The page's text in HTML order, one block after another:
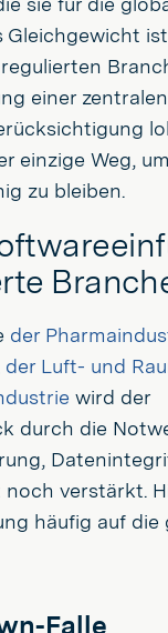
Gleichgewicht
einer
einzige Weg,
zu bleiben.
der
der Luft- und
wird der
durch die
verstärkt.
häufig auf die
Falle